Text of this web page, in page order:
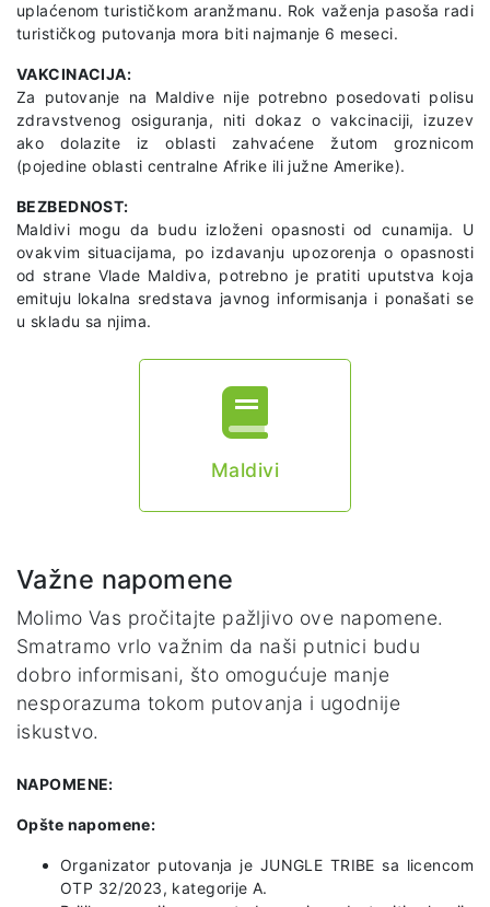
uplaćenom turističkom aranžmanu. Rok važenja pasoša radi
turističkog putovanja mora biti najmanje 6 meseci.
VAKCINACIJA:
Za putovanje na Maldive nije potrebno posedovati polisu
zdravstvenog osiguranja, niti dokaz o vakcinaciji, izuzev
ako dolazite iz oblasti zahvaćene žutom groznicom
(pojedine oblasti centralne Afrike ili južne Amerike).
BEZBEDNOST:
Maldivi mogu da budu izloženi opasnosti od cunamija. U
ovakvim situacijama, po izdavanju upozorenja o opasnosti
od strane Vlade Maldiva, potrebno je pratiti uputstva koja
emituju lokalna sredstava javnog informisanja i ponašati se
u skladu sa njima.
Maldivi
Važne napomene
Molimo Vas pročitajte pažljivo ove napomene.
Smatramo vrlo važnim da naši putnici budu
dobro informisani, što omogućuje manje
nesporazuma tokom putovanja i ugodnije
iskustvo.
NAPOMENE:
Opšte napomene:
Organizator putovanja je JUNGLE TRIBE sa licencom
OTP 32/2023, kategorije A.